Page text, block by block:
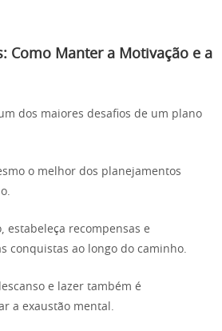
Como Manter a Motivação e a
dos maiores desafios de um plano
o melhor dos planejamentos
estabeleça recompensas e
conquistas ao longo do caminho.
e lazer também é
a exaustão mental.